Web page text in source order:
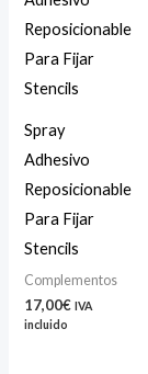
Spray
Adhesivo
Reposicionable
Para Fijar
Stencils
Complementos
17,00€ IVA
incluido